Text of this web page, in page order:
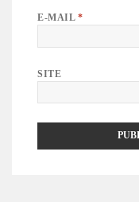
E-MAIL *
SITE